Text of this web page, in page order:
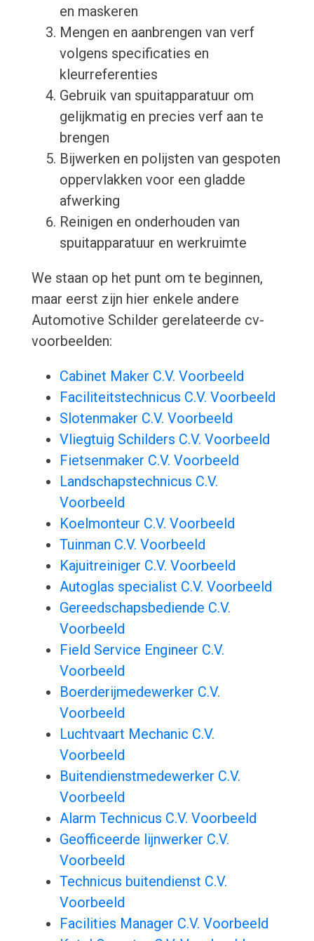
en maskeren
Mengen en aanbrengen van verf
volgens specificaties en
kleurreferenties
Gebruik van spuitapparatuur om
gelijkmatig en precies verf aan te
brengen
Bijwerken en polijsten van gespoten
oppervlakken voor een gladde
afwerking
Reinigen en onderhouden van
spuitapparatuur en werkruimte
We staan op het punt om te beginnen,
maar eerst zijn hier enkele andere
Automotive Schilder gerelateerde cv-
voorbeelden:
Cabinet Maker C.V. Voorbeeld
Faciliteitstechnicus C.V. Voorbeeld
Slotenmaker C.V. Voorbeeld
Vliegtuig Schilders C.V. Voorbeeld
Fietsenmaker C.V. Voorbeeld
Landschapstechnicus C.V.
Voorbeeld
Koelmonteur C.V. Voorbeeld
Tuinman C.V. Voorbeeld
Kajuitreiniger C.V. Voorbeeld
Autoglas specialist C.V. Voorbeeld
Gereedschapsbediende C.V.
Voorbeeld
Field Service Engineer C.V.
Voorbeeld
Boerderijmedewerker C.V.
Voorbeeld
Luchtvaart Mechanic C.V.
Voorbeeld
Buitendienstmedewerker C.V.
Voorbeeld
Alarm Technicus C.V. Voorbeeld
Geofficeerde lijnwerker C.V.
Voorbeeld
Technicus buitendienst C.V.
Voorbeeld
Facilities Manager C.V. Voorbeeld